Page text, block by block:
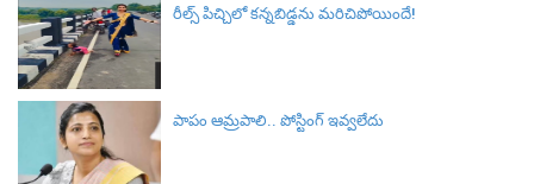
రీల్స్ పిచ్చిలో కన్నబిడ్డను మరిచిపోయిందే!
పాపం ఆమ్రపాలి.. పోస్టింగ్ ఇవ్వలేదు